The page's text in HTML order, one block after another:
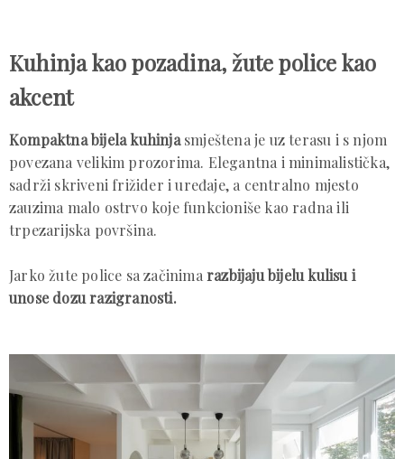
Kuhinja kao pozadina, žute police kao
akcent
Kompaktna bijela kuhinjasmještena je uz terasu i s njom
povezana velikim prozorima. Elegantna i minimalistička,
sadrži skriveni frižider i uređaje, a centralno mjesto
zauzima malo ostrvo koje funkcioniše kao radna ili
trpezarijska površina.
Jarko žute police sa začinimarazbijaju bijelu kulisu i
unose dozu razigranosti.